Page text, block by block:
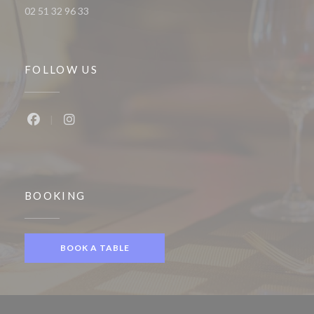
02 51 32 96 33
FOLLOW US
BOOKING
BOOK A TABLE